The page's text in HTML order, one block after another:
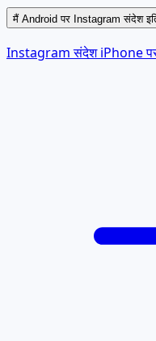
मैं Android पर Instagram संदेश
Instagram संदेश iPhone